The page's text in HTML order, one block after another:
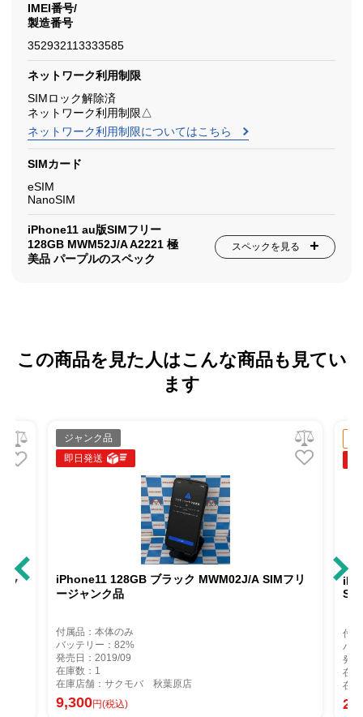
IMEI番号/
製造番号
352932113333585
ネットワーク利用制限
SIMロック解除済
ネットワーク利用制限△
ネットワーク利用制限についてはこちら
SIMカード
eSIM
NanoSIM
iPhone11 au版SIMフリー
128GB MWM52J/A A2221 極
美品 パープルのスペック
スペックを見る
この商品を見た人はこんな商品も見てい
ます
ジャンク品
即日発送
iPhone11 128GB ブラック MWM02J/A SIMフリ
ージャンク品
付属品：本体のみ
バッテリー：82%
発売日：2019/09
在庫数：1
在庫店舗：サクモバ 秋葉原店
円(税込)
中古Aランク
即日発送
iPhone11
SoftBank
付属品：本体
バッテリー：
発売日：
在庫数：1
在庫店舗：
20,300円(